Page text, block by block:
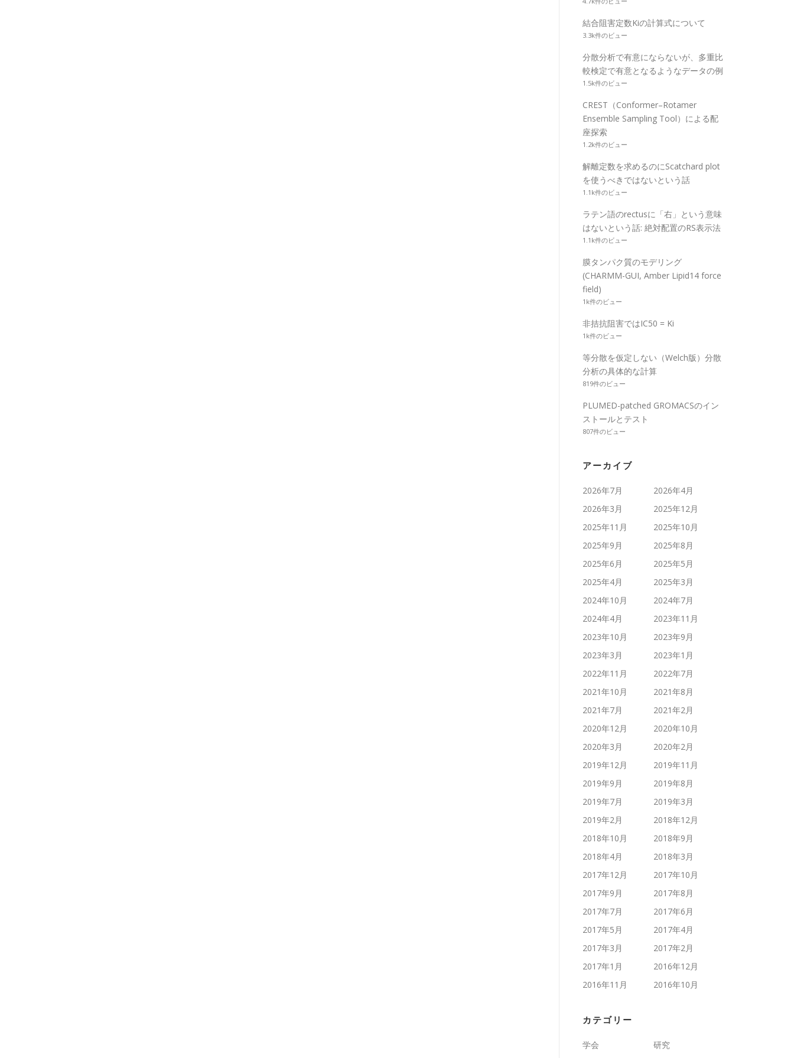
結合阻害定数Kiの計算式について
3.3k件のビュー
分散分析で有意にならないが、多重比
較検定で有意となるようなデータの例
1.5k件のビュー
CREST（Conformer–Rotamer
Ensemble Sampling Tool）による配
座探索
1.2k件のビュー
解離定数を求めるのにScatchard plot
を使うべきではないという話
1.1k件のビュー
ラテン語のrectusに「右」という意味
はないという話: 絶対配置のRS表示法
1.1k件のビュー
膜タンパク質のモデリング
(CHARMM-GUI, Amber Lipid14 force
field)
1k件のビュー
非拮抗阻害ではIC50 = Ki
1k件のビュー
等分散を仮定しない（Welch版）分散
分析の具体的な計算
819件のビュー
PLUMED-patched GROMACSのイン
ストールとテスト
807件のビュー
アーカイブ
2026年7月
2026年4月
2026年3月
2025年12月
2025年11月
2025年10月
2025年9月
2025年8月
2025年6月
2025年5月
2025年4月
2025年3月
2024年10月
2024年7月
2024年4月
2023年11月
2023年10月
2023年9月
2023年3月
2023年1月
2022年11月
2022年7月
2021年10月
2021年8月
2021年7月
2021年2月
2020年12月
2020年10月
2020年3月
2020年2月
2019年12月
2019年11月
2019年9月
2019年8月
2019年7月
2019年3月
2019年2月
2018年12月
2018年10月
2018年9月
2018年4月
2018年3月
2017年12月
2017年10月
2017年9月
2017年8月
2017年7月
2017年6月
2017年5月
2017年4月
2017年3月
2017年2月
2017年1月
2016年12月
2016年11月
2016年10月
カテゴリー
学会
研究